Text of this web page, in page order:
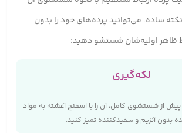
نکته ساده، می‌توانید پرده‌های خود را بدون
ظاهر اولیه‌شان شستشو دهید:
لکه‌گیری
از شستشوی کامل، آن را با اسفنج آغشته به مواد
بدون آنزیم و سفیدکننده تمیز کنید.